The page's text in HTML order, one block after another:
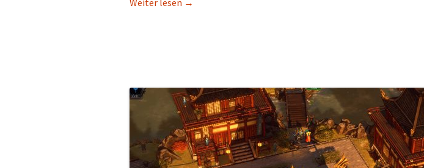
Weiter lesen →